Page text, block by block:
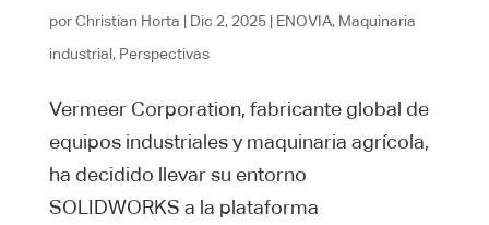
porChristian Horta | Dic 2, 2025| ENOVIA, Maquinaria
industrial, Perspectivas
Vermeer Corporation, fabricante global de
equipos industriales y maquinaria agrícola,
ha decidido llevar su entorno
SOLIDWORKS a la plataforma